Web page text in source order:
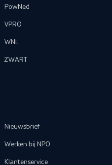
PowNed
VPRO
WNL
ZWART
Nieuwsbrief
Werken bij NPO
Klantenservice